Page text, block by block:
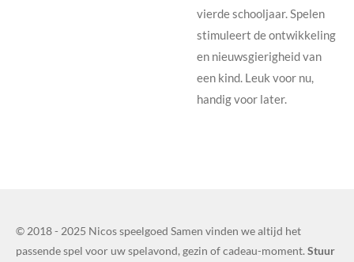
vierde schooljaar. Spelen
stimuleert de ontwikkeling
en nieuwsgierigheid van
een kind. Leuk voor nu,
handig voor later.
© 2018 - 2025 Nicos speelgoed Samen vinden we altijd het
passende spel voor uw spelavond, gezin of cadeau-moment. Stuur